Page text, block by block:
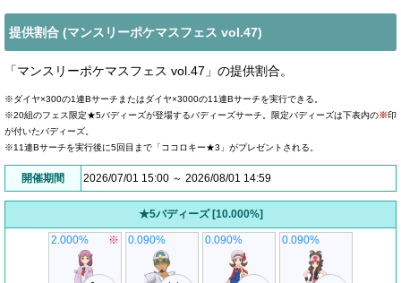
提供割合 (マンスリーポケマスフェス vol.47)
「マンスリーポケマスフェス vol.47」の提供割合。
※ダイヤ×300の1連Bサーチまたはダイヤ×3000の11連Bサーチを実行できる。
※20組のフェス限定★5バディーズが登場するバディーズサーチ。限定バディーズは下表内の※印
が付いたバディーズ。
※11連Bサーチを実行後に5回目まで「ココロキー★3」がプレゼントされる。
開催期間 2026/07/01 15:00 ～ 2026/08/01 14:59
★5バディーズ [10.000%]
2.000% ※ 0.090% 0.090% 0.090%